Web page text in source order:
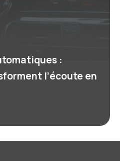
:
l’écoute en